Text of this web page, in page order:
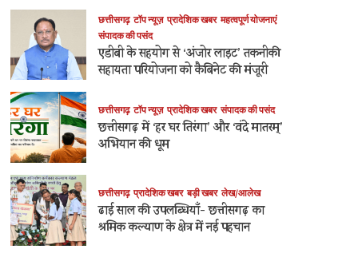
छत्तीसगढ़ टॉप न्यूज़ प्रादेशिक खबर महत्वपूर्ण योजनाएं
संपादक की पसंद
एडीबी के सहयोग से ‘अंजोर लाइट’ तकनीकी
सहायता परियोजना को कैबिनेट की मंजूरी
छत्तीसगढ़ टॉप न्यूज़ प्रादेशिक खबर संपादक की पसंद
छत्तीसगढ़ में ‘हर घर तिरंगा’ और ‘वंदे मातरम्’
अभियान की धूम
छत्तीसगढ़ प्रादेशिक खबर बड़ी खबर लेख/आलेख
ढाई साल की उपलब्धियाँ- छत्तीसगढ़ का
श्रमिक कल्याण के क्षेत्र में नई पहचान